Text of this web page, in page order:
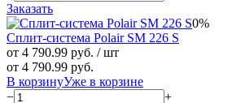
Заказать
0%
Сплит-система Polair SM 226 S
от 4 790.99 руб. / шт
от 4 790.99 руб.
В корзинуУже в корзине
−
+